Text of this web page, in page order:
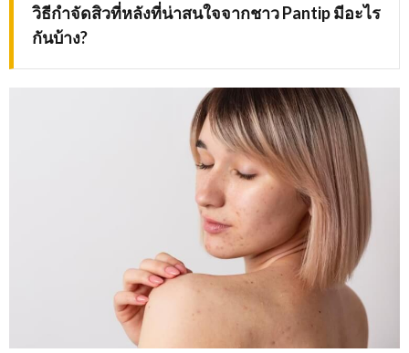
วิธีกำจัดสิวที่หลังที่น่าสนใจจากชาวPantip มีอะไร
กันบ้าง?